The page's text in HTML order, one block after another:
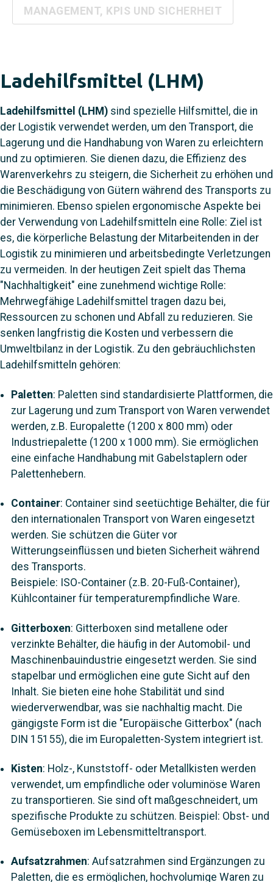
MANAGEMENT, KPIS UND SICHERHEIT
Ladehilfsmittel (LHM)
Ladehilfsmittel (LHM) sind spezielle Hilfsmittel, die in
der Logistik verwendet werden, um den Transport, die
Lagerung und die Handhabung von Waren zu erleichtern
und zu optimieren. Sie dienen dazu, die Effizienz des
Warenverkehrs zu steigern, die Sicherheit zu erhöhen und
die Beschädigung von Gütern während des Transports zu
minimieren. Ebenso spielen ergonomische Aspekte bei
der Verwendung von Ladehilfsmitteln eine Rolle: Ziel ist
es, die körperliche Belastung der Mitarbeitenden in der
Logistik zu minimieren und arbeitsbedingte Verletzungen
zu vermeiden. In der heutigen Zeit spielt das Thema
"Nachhaltigkeit" eine zunehmend wichtige Rolle:
Mehrwegfähige Ladehilfsmittel tragen dazu bei,
Ressourcen zu schonen und Abfall zu reduzieren. Sie
senken langfristig die Kosten und verbessern die
Umweltbilanz in der Logistik. Zu den gebräuchlichsten
Ladehilfsmitteln gehören:
Paletten: Paletten sind standardisierte Plattformen, die
zur Lagerung und zum Transport von Waren verwendet
werden, z.B. Europalette (1200 x 800 mm) oder
Industriepalette (1200 x 1000 mm). Sie ermöglichen
eine einfache Handhabung mit Gabelstaplern oder
Palettenhebern.
Container: Container sind seetüchtige Behälter, die für
den internationalen Transport von Waren eingesetzt
werden. Sie schützen die Güter vor
Witterungseinflüssen und bieten Sicherheit während
des Transports.
Beispiele: ISO-Container (z.B. 20-Fuß-Container),
Kühlcontainer für temperaturempfindliche Ware.
Gitterboxen: Gitterboxen sind metallene oder
verzinkte Behälter, die häufig in der Automobil- und
Maschinenbauindustrie eingesetzt werden. Sie sind
stapelbar und ermöglichen eine gute Sicht auf den
Inhalt. Sie bieten eine hohe Stabilität und sind
wiederverwendbar, was sie nachhaltig macht. Die
gängigste Form ist die "Europäische Gitterbox" (nach
DIN 15155), die im Europaletten-System integriert ist.
Kisten: Holz-, Kunststoff- oder Metallkisten werden
verwendet, um empfindliche oder voluminöse Waren
zu transportieren. Sie sind oft maßgeschneidert, um
spezifische Produkte zu schützen. Beispiel: Obst- und
Gemüseboxen im Lebensmitteltransport.
Aufsatzrahmen: Aufsatzrahmen sind Ergänzungen zu
Paletten, die es ermöglichen, hochvolumige Waren zu